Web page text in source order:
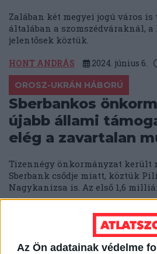
Az Ön adatainak védelme
Zalában két megyei jogú város
általában a szomszédváraknál,
jelentősek köztük.
HONT ANDRÁS 2024. június 6.
OROSZ-UKRÁN HÁBORÚ
Sberbankos
újabb állami
elég a zavartalan
Tizennégy önkormányzat került
Sberbank csődje miatt, köztük
Nagykanizsa is. Az első 1,6
2022. március